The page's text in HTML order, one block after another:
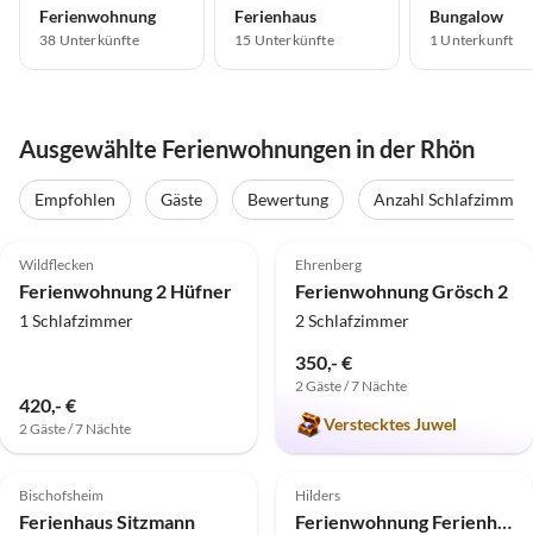
Ferienwohnung
38 Unterkünfte
Ferienhaus
15 Unterkünfte
Bungalow
1 Unterkunft
Ausgewählte Ferienwohnungen in der Rhön
Empfohlen Gäste Bewertung Anzahl Schlafzimmer
Top-Inserat
Wildflecken
Ferienwohnung 2 Hüfner
1 Schlafzimmer
420,- €
2 Gäste / 7 Nächte
Top-Inserat
Ehrenberg
Ferienwohnung Grösch 2
2 Schlafzimmer
350,- €
2 Gäste / 7 Nächte
Verstecktes Juwel
5.0 (8)
Bischofsheim
Ferienhaus Sitzmann
Top-Inserat
5.0 (7)
Hilders
Ferienwohnung Ferienhaus Ursula